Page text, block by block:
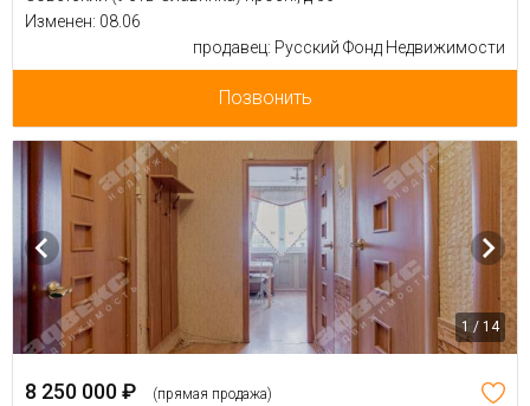
Изменен: 08.06
продавец: Русский Фонд Недвижимости
Позвонить
1 / 14
8 250 000 ₽ (прямая продажа)